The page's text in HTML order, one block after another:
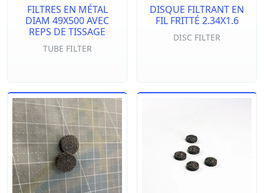
FILTRES EN MÉTAL
DIAM 49X500 AVEC
REPS DE TISSAGE
TUBE FILTER
DISQUE FILTRANT EN
FIL FRITTÉ 2.34X1.6
DISC FILTER